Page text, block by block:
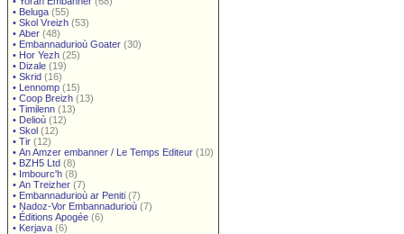
• Beluga (55)
• Skol Vreizh (53)
• Aber (48)
• Embannadurioù Goater (30)
• Hor Yezh (25)
• Dizale (19)
• Skrid (16)
• Lennomp (15)
• Coop Breizh (13)
• Timilenn (13)
• Delioù (12)
• Skol (12)
• Tir (12)
• An Amzer embanner / Le Temps Editeur (10)
• BZH5 Ltd (8)
• Imbourc'h (8)
• An Treizher (7)
• Embannadurioù ar Peniti (7)
• Nadoz-Vor Embannadurioù (7)
• Éditions Apogée (6)
• Kerjava (6)